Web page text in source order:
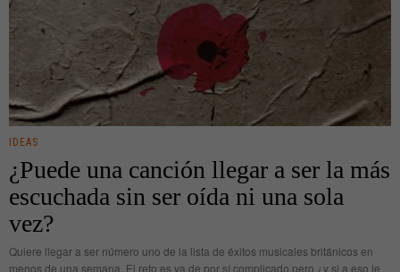
IDEAS
¿Puede una canción llegar a ser la más
escuchada sin ser oída ni una sola
vez?
Quiere llegar a ser número uno de la lista de éxitos musicales británicos en
menos de una semana. El reto es ya de por sí complicado pero ¿y si a eso le